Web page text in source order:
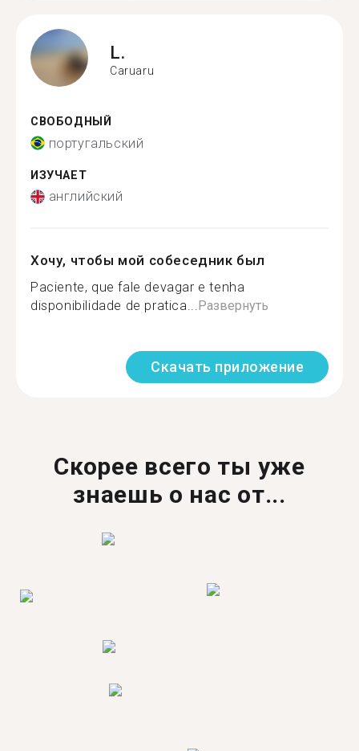
L.
Caruaru
СВОБОДНЫЙ
португальский
ИЗУЧАЕТ
английский
Хочу, чтобы мой собеседник был
Paciente, que fale devagar e tenha
disponibilidade de pratica...Развернуть
Скачать приложение
Скорее всего ты уже
знаешь о нас от...